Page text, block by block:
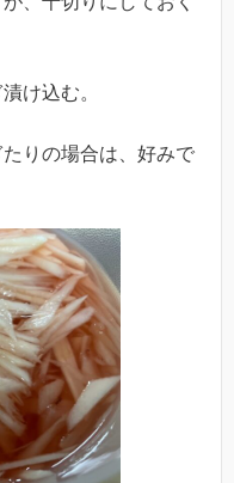
け込む。
りの場合は、好みで